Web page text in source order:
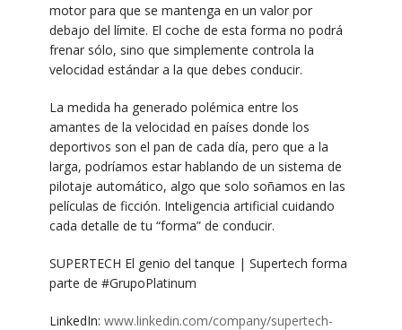
motor para que se mantenga en un valor por
debajo del límite. El coche de esta forma no podrá
frenar sólo, sino que simplemente controla la
velocidad estándar a la que debes conducir.
La medida ha generado polémica entre los
amantes de la velocidad en países donde los
deportivos son el pan de cada día, pero que a la
larga, podríamos estar hablando de un sistema de
pilotaje automático, algo que solo soñamos en las
películas de ficción. Inteligencia artificial cuidando
cada detalle de tu “forma” de conducir.
SUPERTECH El genio del tanque | Supertech forma
parte de #GrupoPlatinum
LinkedIn: www.linkedin.com/company/supertech-